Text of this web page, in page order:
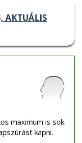
AKTUÁLIS
maximum is sok.
kapni.